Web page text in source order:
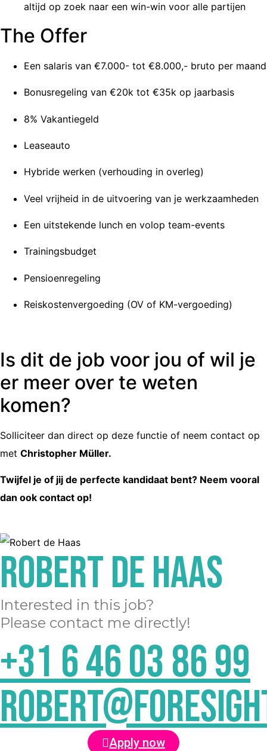
altijd op zoek naar een win-win voor alle partijen
The Offer
Een salaris van €7.000- tot €8.000,- bruto per maand
Bonusregeling van €20k tot €35k op jaarbasis
8% Vakantiegeld
Leaseauto
Hybride werken (verhouding in overleg)
Veel vrijheid in de uitvoering van je werkzaamheden
Een uitstekende lunch en volop team-events
Trainingsbudget
Pensioenregeling
Reiskostenvergoeding (OV of KM-vergoeding)
Is dit de job voor jou of wil je
er meer over te weten
komen?
Solliciteer dan direct op deze functie of neem contact op
met Christopher Müller.
Twijfel je of jij de perfecte kandidaat bent? Neem vooral
dan ook contact op!
Robert de Haas
Interested in this job?
Please contact me directly!
+31 6 46 03 86 99
Apply now